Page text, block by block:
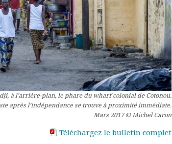
à l’arrière-plan, le phare du wharf colonial de Cotonou.
après l’indépendance se trouve à proximité immédiate.
Mars 2017 © Michel Caron
Téléchargez le bulletin complet